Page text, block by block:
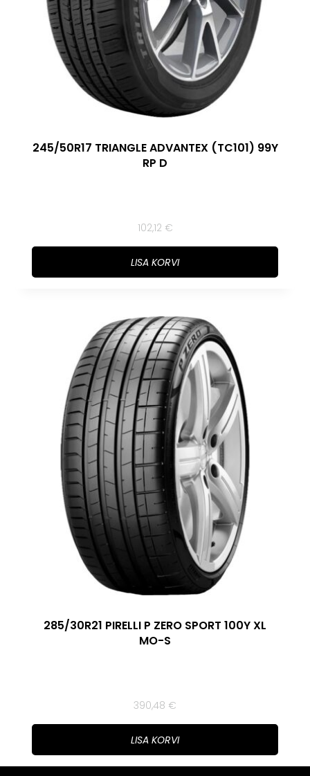
245/50R17 TRIANGLE ADVANTEX (TC101) 99Y
RP D
102,12 €
LISA KORVI
285/30R21 PIRELLI P ZERO SPORT 100Y XL
MO-S
390,48 €
LISA KORVI